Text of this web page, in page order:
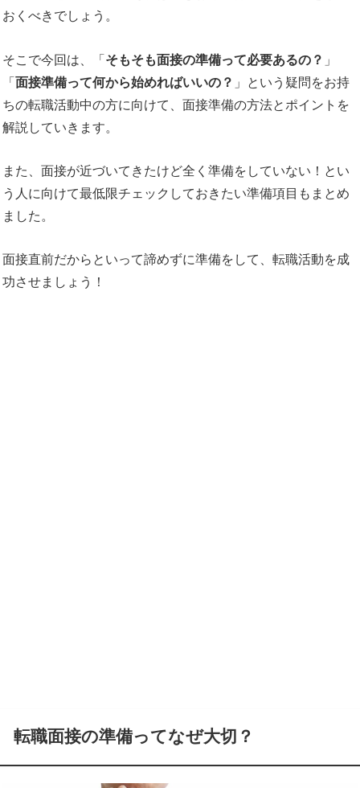
おくべきでしょう。
そこで今回は、「そもそも面接の準備って必要あるの？ 」
「面接準備って何から始めればいいの？ 」という疑問をお持
ちの転職活動中の方に向けて、面接準備の方法とポイントを
解説していきます。
また、面接が近づいてきたけど全く準備をしていない！とい
う人に向けて最低限チェックしておきたい準備項目もまとめ
ました。
面接直前だからといって諦めずに準備をして、転職活動を成
功させましょう！
転職面接の準備ってなぜ大切？